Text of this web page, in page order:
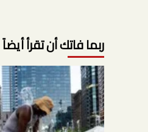
ربما فاتك أن تقرأ أيضاً